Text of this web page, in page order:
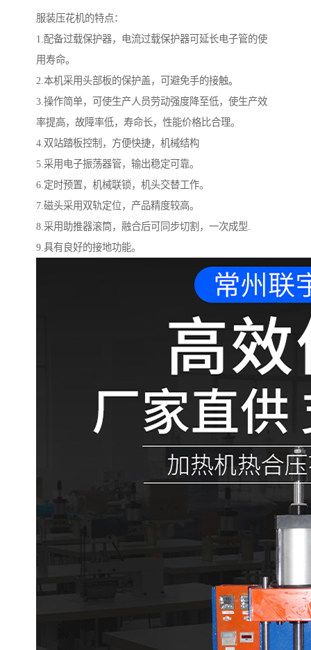
服装压花机的特点：
1.配备过载保护器，电流过载保护器可延长电子管的使
用寿命。
2.本机采用头部板的保护盖，可避免手的接触。
3.操作简单，可使生产人员劳动强度降至低，使生产效
率提高，故障率低，寿命长，性能价格比合理。
4.双站踏板控制，方便快捷，机械结构
5.采用电子振荡器管，输出稳定可靠。
6.定时预置，机械联锁，机头交替工作。
7.磁头采用双轨定位，产品精度较高。
8.采用助推器滚筒，融合后可同步切割，一次成型.
9.具有良好的接地功能。